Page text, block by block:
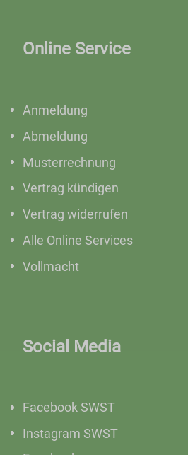
Online Service
Anmeldung
Abmeldung
Musterrechnung
Vertrag kündigen
Vertrag widerrufen
Alle Online Services
Vollmacht
Social Media
Facebook SWST
Instagram SWST